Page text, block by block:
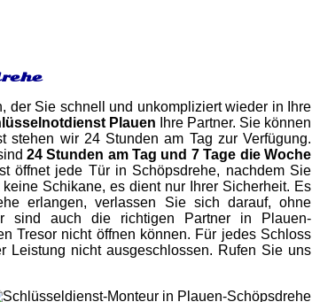
der Sie schnell und unkompliziert wieder in Ihre
Plauen Ihre Partner. Sie können
stehen wir 24 Stunden am Tag zur Verfügung.
24 Stunden am Tag und 7 Tage die Woche
öffnet jede Tür in Schöpsdrehe, nachdem Sie
Schikane, es dient nur Ihrer Sicherheit. Es
erlangen, verlassen Sie sich darauf, ohne
sind auch die richtigen Partner in Plauen-
Tresor nicht öffnen können. Für jedes Schloss
Leistung nicht ausgeschlossen. Rufen Sie uns